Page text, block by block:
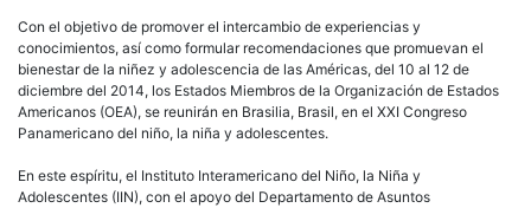
Con el objetivo de promover el intercambio de experiencias y
conocimientos, así como formular recomendaciones que promuevan el
bienestar de la niñez y adolescencia de las Américas, del 10 al 12 de
diciembre del 2014, los Estados Miembros de la Organización de Estados
Americanos (OEA), se reunirán en Brasilia, Brasil, en el XXI Congreso
Panamericano del niño, la niña y adolescentes.
En este espíritu, el Instituto Interamericano del Niño, la Niña y
Adolescentes (IIN), con el apoyo del Departamento de Asuntos